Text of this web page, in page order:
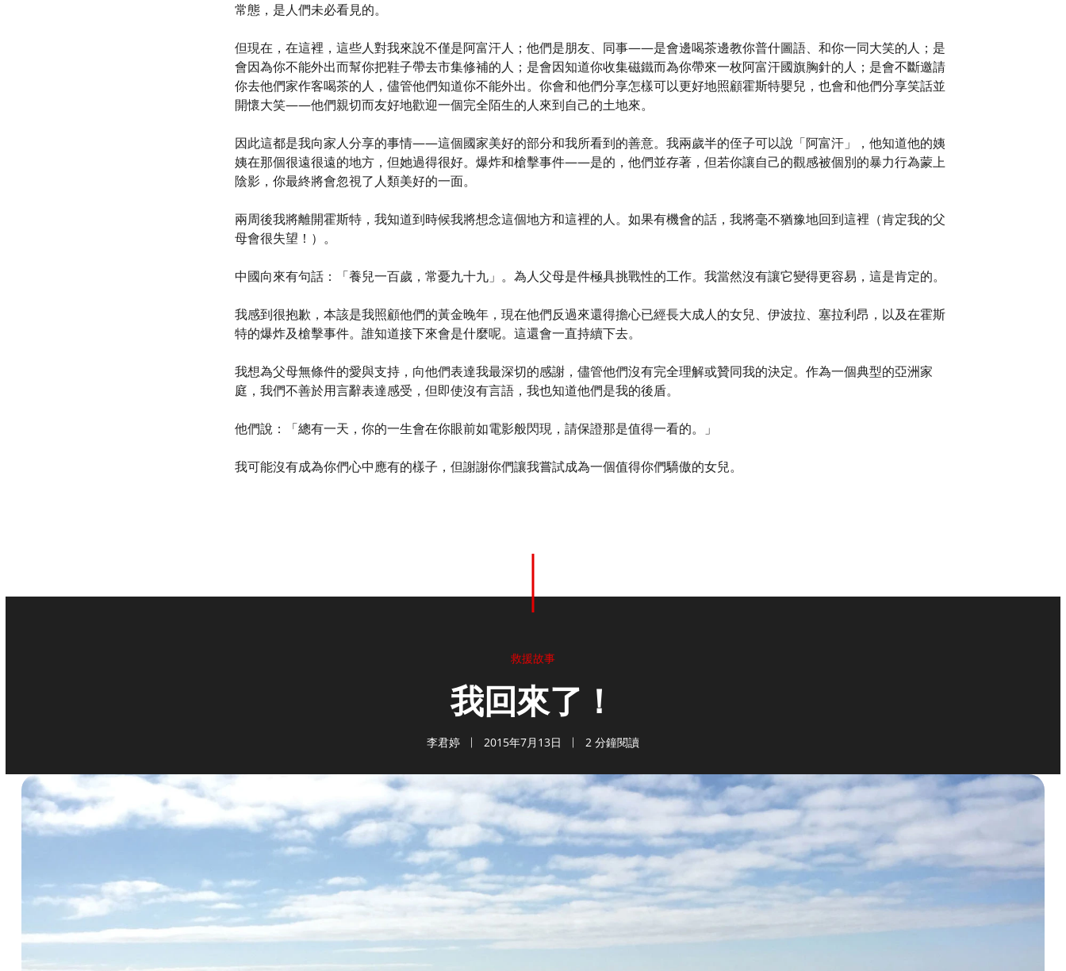
常態，是人們未必看見的。
但現在，在這裡，這些人對我來說不僅是阿富汗人；他們是朋友、同事——是會邊喝茶邊教你普什圖語、和你一同大笑的人；是
會因為你不能外出而幫你把鞋子帶去市集修補的人；是會因知道你收集磁鐵而為你帶來一枚阿富汗國旗胸針的人；是會不斷邀請
你去他們家作客喝茶的人，儘管他們知道你不能外出。你會和他們分享怎樣可以更好地照顧霍斯特嬰兒，也會和他們分享笑話並
開懷大笑——他們親切而友好地歡迎一個完全陌生的人來到自己的土地來。
因此這都是我向家人分享的事情——這個國家美好的部分和我所看到的善意。我兩歲半的侄子可以說「阿富汗」，他知道他的姨
姨在那個很遠很遠的地方，但她過得很好。爆炸和槍擊事件——是的，他們並存著，但若你讓自己的觀感被個別的暴力行為蒙上
陰影，你最終將會忽視了人類美好的一面。
兩周後我將離開霍斯特，我知道到時候我將想念這個地方和這裡的人。如果有機會的話，我將毫不猶豫地回到這裡（肯定我的父
母會很失望！）。
中國向來有句話：「養兒一百歲，常憂九十九」。為人父母是件極具挑戰性的工作。我當然沒有讓它變得更容易，這是肯定的。
我感到很抱歉，本該是我照顧他們的黃金晚年，現在他們反過來還得擔心已經長大成人的女兒、伊波拉、塞拉利昂，以及在霍斯
特的爆炸及槍擊事件。誰知道接下來會是什麼呢。這還會一直持續下去。
我想為父母無條件的愛與支持，向他們表達我最深切的感謝，儘管他們沒有完全理解或贊同我的決定。作為一個典型的亞洲家
庭，我們不善於用言辭表達感受，但即使沒有言語，我也知道他們是我的後盾。
他們說：「總有一天，你的一生會在你眼前如電影般閃現，請保證那是值得一看的。」
我可能沒有成為你們心中應有的樣子，但謝謝你們讓我嘗試成為一個值得你們驕傲的女兒。
救援故事
我回來了！
李君婷 2015年7月13日 2 分鐘閱讀